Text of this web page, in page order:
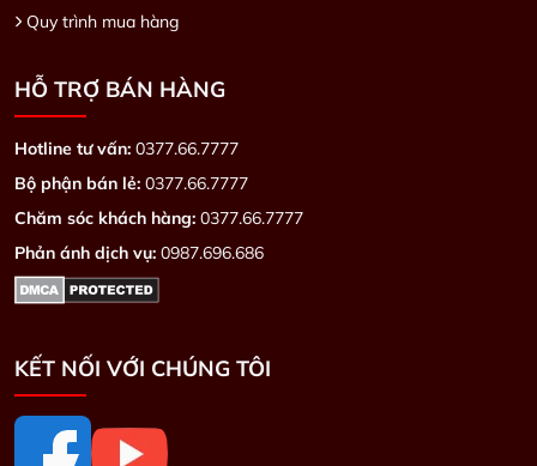
Quy trình mua hàng
HỖ TRỢ BÁN HÀNG
Hotline tư vấn: 0377.66.7777
Bộ phận bán lẻ: 0377.66.7777
Chăm sóc khách hàng: 0377.66.7777
Phản ánh dịch vụ: 0987.696.686
KẾT NỐI VỚI CHÚNG TÔI